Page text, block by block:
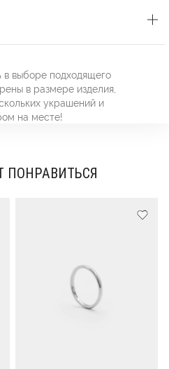
в выборе подходящего
в размере изделия,
украшений и
на месте!
ПОНРАВИТЬСЯ